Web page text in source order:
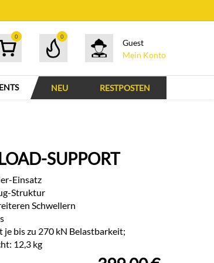
0 0
Guest
Mein Konto
NEU RESTPOSTEN
SUPPORT
Einsatz
Struktur
Schwellern
bis zu 270 kN Belastbarkeit;
12,3 kg